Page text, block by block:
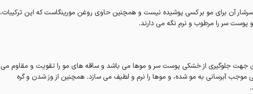
آن برای مو بر کسی پوشیده نیست و همچنین حاوی روغن مورینگاست که این ترکیبات،
پوست سر را مرطوب و نرم نگه می دارند.
جهت جلوگیری از خشکی پوست سر و موها می باشد و ساقه های مو را تقویت و مقاوم می
موجب آبرسانی به مو شده، و موها را نرم و لطیف می سازد. همچنین از وز شدن و گره